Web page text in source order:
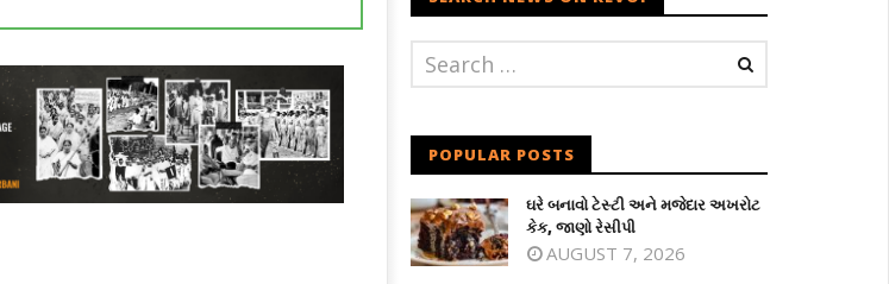
POPULAR POSTS
ઘરે બનાવો ટેસ્ટી અને મજેદાર અખરોટ
કેક, જાણો રેસીપી
AUGUST 7, 2026